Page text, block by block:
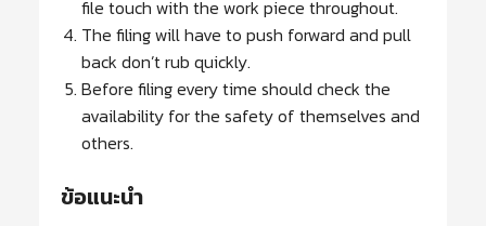
file touch with the work piece throughout.
The filing will have to push forward and pull
back don’t rub quickly.
Before filing every time should check the
availability for the safety of themselves and
others.
ข้อแนะนำ